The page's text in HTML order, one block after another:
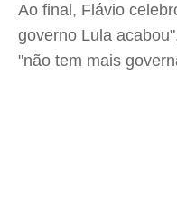
Ao final, Flávio
governo Lula
"não tem mais